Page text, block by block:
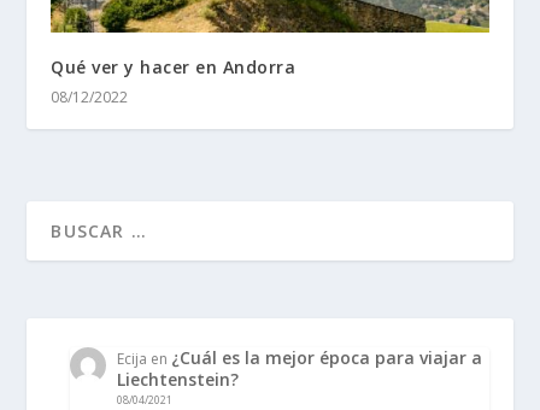
Qué ver y hacer en Andorra
08/12/2022
Ecija en ¿Cuál es la mejor época para viajar a
Liechtenstein?
08/04/2021